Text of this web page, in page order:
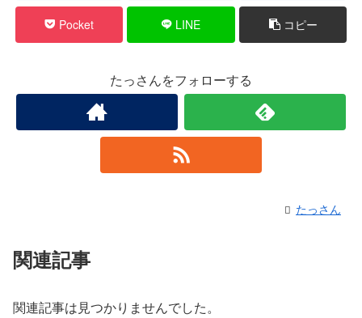
Pocket LINE コピー
たっさんをフォローする
たっさん
関連記事
関連記事は見つかりませんでした。